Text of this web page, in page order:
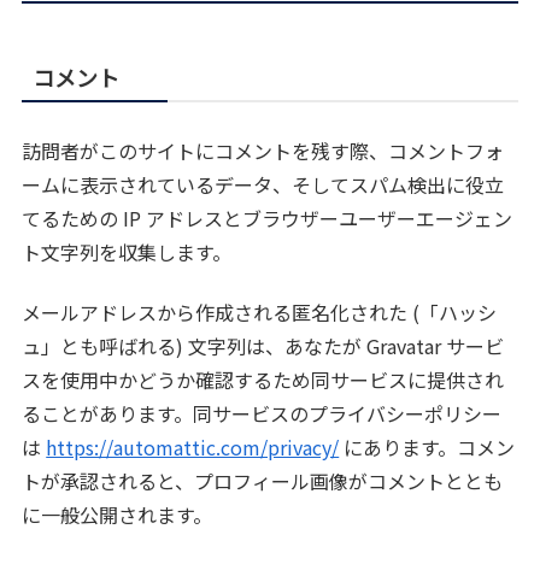
コメント
訪問者がこのサイトにコメントを残す際、コメントフォ
ームに表示されているデータ、そしてスパム検出に役立
てるための IP アドレスとブラウザーユーザーエージェン
ト文字列を収集します。
メールアドレスから作成される匿名化された (「ハッシ
ュ」とも呼ばれる) 文字列は、あなたが Gravatar サービ
スを使用中かどうか確認するため同サービスに提供され
ることがあります。同サービスのプライバシーポリシー
は https://automattic.com/privacy/ にあります。コメン
トが承認されると、プロフィール画像がコメントととも
に一般公開されます。